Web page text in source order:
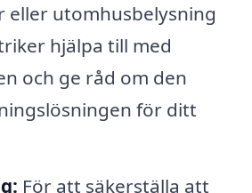
eller utomhusbelysning
hjälpa till med
och ge råd om den
för ditt
För att säkerställa att